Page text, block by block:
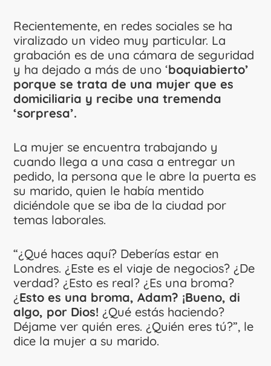
Recientemente, en redes sociales se ha
viralizado un video muy particular. La
grabación es de una cámara de seguridad
y ha dejado a más de uno ‘boquiabierto’
porque se trata de una mujer que es
domiciliaria y recibe una tremenda
‘sorpresa’.
La mujer se encuentra trabajando y
cuando llega a una casa a entregar un
pedido, la persona que le abre la puerta es
su marido, quien le había mentido
diciéndole que se iba de la ciudad por
temas laborales.
“¿Qué haces aquí? Deberías estar en
Londres. ¿Este es el viaje de negocios? ¿De
verdad? ¿Esto es real? ¿Es una broma?
¿Esto es una broma, Adam? ¡Bueno, di
algo, por Dios! ¿Qué estás haciendo?
Déjame ver quién eres. ¿Quién eres tú?”, le
dice la mujer a su marido.